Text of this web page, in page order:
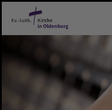
Zum Hauptinhalt